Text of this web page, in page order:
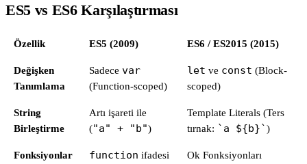
ES5 vs ES6 Karşılaştırması
Özellik ES5 (2009) ES6 / ES2015 (2015)
Değişken
Tanımlama
Sadece var
(Function-scoped)
let ve const (Block-
scoped)
String
Birleştirme
Artı işareti ile
("a" + "b")
Template Literals (Ters
tırnak: `a ${b}`)
Fonksiyonlar function ifadesi
Ok Fonksiyonları